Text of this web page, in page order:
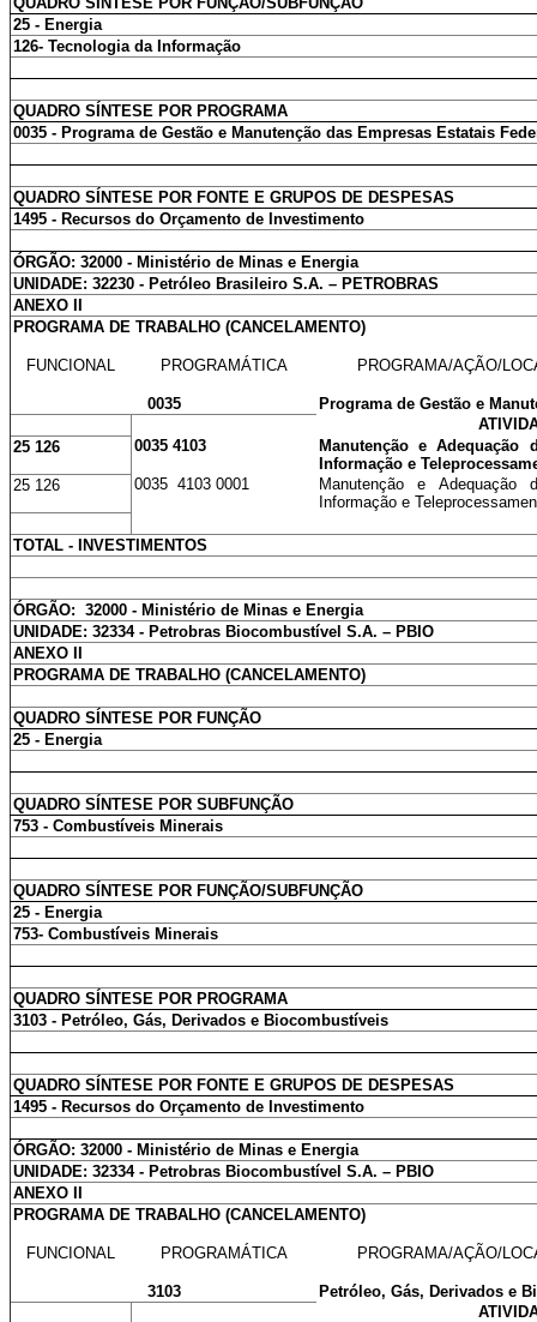
25 - Energia
126- Tecnologia da Informação
QUADRO SÍNTESE POR PROGRAMA
0035 - Programa de Gestão e Manutenção das Empresas Estatais
QUADRO SÍNTESE POR FONTE E GRUPOS DE DESPESAS
1495 - Recursos do Orçamento de Investimento
ÓRGÃO: 32000 - Ministério de Minas e Energia
UNIDADE: 32230 - Petróleo Brasileiro S.A. – PETROBRAS
ANEXO II
PROGRAMA DE TRABALHO (CANCELAMENTO)
FUNCIONAL PROGRAMÁTICA PROGRAMA/AÇÃO/
0035
Programa de Gestão e
25 126
0035 4103
Manutenção e Adequação
Informação e
25 126
0035 4103 0001
Manutenção e Adequação
Informação e
TOTAL - INVESTIMENTOS
ÓRGÃO: 32000 - Ministério de Minas e Energia
UNIDADE: 32334 - Petrobras Biocombustível S.A. – PBIO
ANEXO II
PROGRAMA DE TRABALHO (CANCELAMENTO)
QUADRO SÍNTESE POR FUNÇÃO
25 - Energia
QUADRO SÍNTESE POR SUBFUNÇÃO
753 - Combustíveis Minerais
QUADRO SÍNTESE POR FUNÇÃO/SUBFUNÇÃO
25 - Energia
753- Combustíveis Minerais
QUADRO SÍNTESE POR PROGRAMA
3103 - Petróleo, Gás, Derivados e Biocombustíveis
QUADRO SÍNTESE POR FONTE E GRUPOS DE DESPESAS
1495 - Recursos do Orçamento de Investimento
ÓRGÃO: 32000 - Ministério de Minas e Energia
UNIDADE: 32334 - Petrobras Biocombustível S.A. – PBIO
ANEXO II
PROGRAMA DE TRABALHO (CANCELAMENTO)
FUNCIONAL PROGRAMÁTICA PROGRAMA/AÇÃO/
3103
Petróleo, Gás, Derivados e